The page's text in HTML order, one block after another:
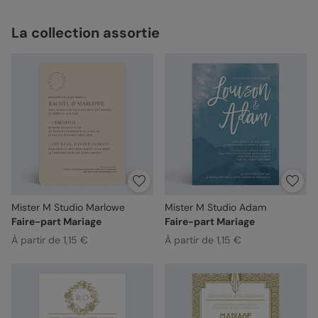
La collection assortie
Mister M Studio Marlowe
Faire-part Mariage
À partir de 1,15 €
Mister M Studio Adam
Faire-part Mariage
À partir de 1,15 €